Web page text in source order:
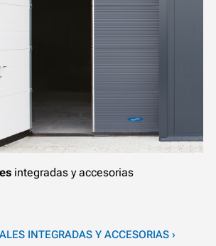
integradas y accesorias
INTEGRADAS Y ACCESORIAS ›